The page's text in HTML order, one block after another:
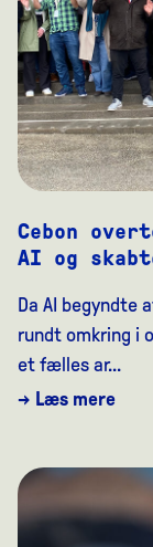
Cebon
AI og
Da AI begyndte
rundt omkring i
et fælles ar...
→ Læs mere